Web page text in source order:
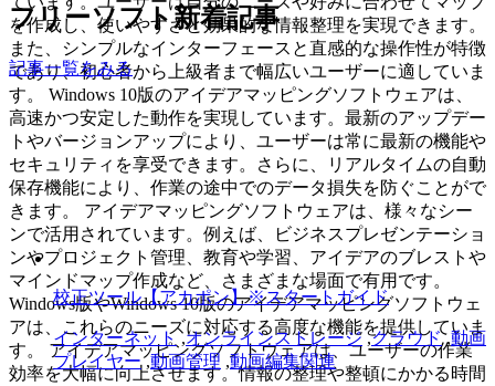
を作成し、使いやすさと効果的な情報整理を実現できます。
また、シンプルなインターフェースと直感的な操作性が特徴
であり、初心者から上級者まで幅広いユーザーに適していま
す。 Windows 10版のアイデアマッピングソフトウェアは、
高速かつ安定した動作を実現しています。最新のアップデー
トやバージョンアップにより、ユーザーは常に最新の機能や
セキュリティを享受できます。さらに、リアルタイムの自動
保存機能により、作業の途中でのデータ損失を防ぐことがで
きます。 アイデアマッピングソフトウェアは、様々なシー
ンで活用されています。例えば、ビジネスプレゼンテーショ
ンやプロジェクト管理、教育や学習、アイデアのブレストや
マインドマップ作成など、さまざまな場面で有用です。
Windows版やWindows 10版のアイデアマッピングソフトウェ
アは、これらのニーズに対応する高度な機能を提供していま
す。 アイデアマッピングソフトウェアは、ユーザーの作業
効率を大幅に向上させます。情報の整理や整頓にかかる時間
フリーソフト新着記事
記事一覧をみる
校正ツール【アカポン】※スタートガイド
インターネット ,オンラインストレージ ,クラウド,動画
プレイヤー,動画管理 ,動画編集関連